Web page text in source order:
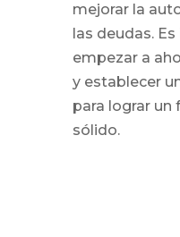
mejorar la
las deudas.
empezar a
y establecer
para lograr un
sólido.